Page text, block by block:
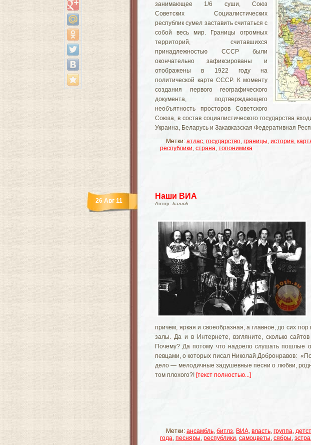
занимающее 1/6 суши, Союз
Советских Социалистических
республик сумел заставить считаться с
собой весь мир. Границы огромных
территорий, считавшихся
принадлежностью СССР были
окончательно зафиксированы и
отображены в 1922 году на
политической карте СССР. К моменту
создания первого географического
документа, подтверждающего
необъятность просторов Советского
Союза, в состав социалистического государства
Украина, Беларусь и Закавказская Федеративная
Метки: атлас, государство, границы, история,
республики, страна, топонимика
Наши ВИА
Автор: baruch
26 Авг 11
причем, яркая и своеобразная, а главное, до сих
залы. Да и в Интернете, взгляните, сколько
Почему? Да потому что надоело слушать пошлые
певцами, о которых писал Николай Добронравов:
дело — мелодичные задушевные песни о любви,
том плохого?! [текст полностью...]
Метки: ансамбль, битлз, ВИА, власть, группа,
года, песняры, республики, самоцветы, сябры,